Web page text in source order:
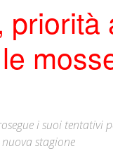
priorità
i suoi tentativi
stagione